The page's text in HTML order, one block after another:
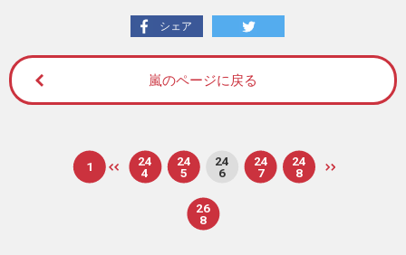
シェア
嵐のページに戻る
1
24
4
24
5
24
6
24
7
24
8
26
8